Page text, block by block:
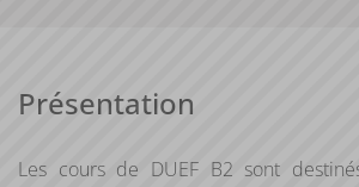
Présentation
Les cours de DUEF B2 sont